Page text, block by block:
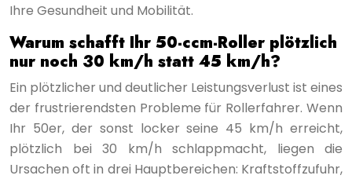
Ihre Gesundheit und Mobilität.
Warum schafft Ihr 50-ccm-Roller plötzlich
nur noch 30 km/h statt 45 km/h?
Ein plötzlicher und deutlicher Leistungsverlust ist eines
der frustrierendsten Probleme für Rollerfahrer. Wenn
Ihr 50er, der sonst locker seine 45 km/h erreicht,
plötzlich bei 30 km/h schlappmacht, liegen die
Ursachen oft in drei Hauptbereichen: Kraftstoffzufuhr,